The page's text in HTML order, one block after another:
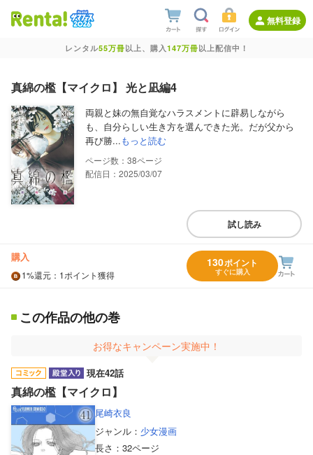
無料登録
レンタル55万冊以上、購入147万冊以上配信中！
真綿の檻【マイクロ】 光と凪編4
両親と妹の無自覚なハラスメントに辟易しながら
も、自分らしい生き方を選んできた光。だが父から
再び勝...もっと読む
38
配信日：2025/03/07
試し読み
購入
1%還元 ：1ポイント獲得
130ポイント
すぐに購入
この作品の他の巻
お得なキャンペーン実施中！
現在42話
真綿の檻【マイクロ】
尾崎衣良
ジャンル： 少女漫画
長さ： 32ページ